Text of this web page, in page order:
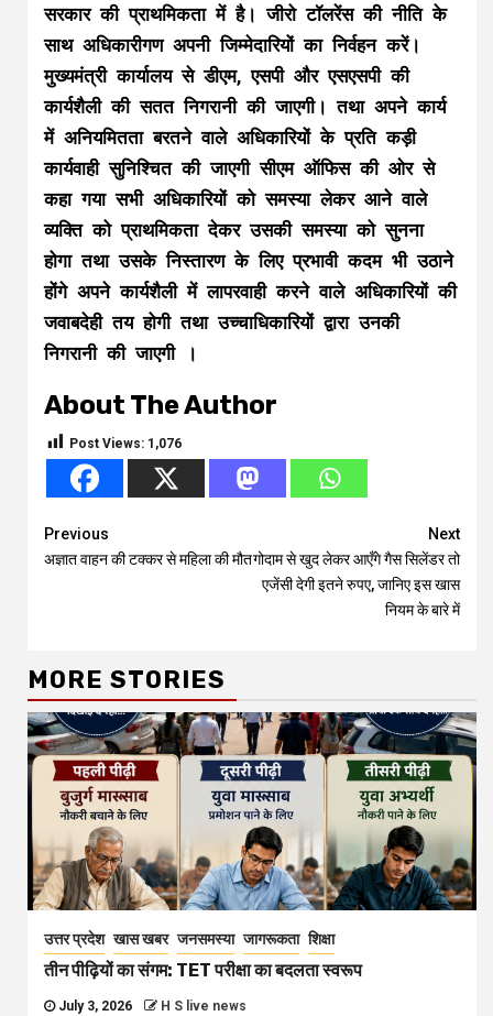
सरकार की प्राथमिकता में है। जीरो टॉलरेंस की नीति के
साथ अधिकारीगण अपनी जिम्मेदारियों का निर्वहन करें।
मुख्यमंत्री कार्यालय से डीएम, एसपी और एसएसपी की
कार्यशैली की सतत निगरानी की जाएगी। तथा अपने कार्य
में अनियमितता बरतने वाले अधिकारियों के प्रति कड़ी
कार्यवाही सुनिश्चित की जाएगी सीएम ऑफिस की ओर से
कहा गया सभी अधिकारियों को समस्या लेकर आने वाले
व्यक्ति को प्राथमिकता देकर उसकी समस्या को सुनना
होगा तथा उसके निस्तारण के लिए प्रभावी कदम भी उठाने
होंगे अपने कार्यशैली में लापरवाही करने वाले अधिकारियों की
जवाबदेही तय होगी तथा उच्चाधिकारियों द्वारा उनकी
निगरानी की जाएगी ।
About The Author
Post Views: 1,076
Continue
Reading
Previous
अज्ञात वाहन की टक्कर से महिला की मौत
Next
गोदाम से खुद लेकर आएँगे गैस सिलेंडर तो
एजेंसी देगी इतने रुपए, जानिए इस खास
नियम के बारे में
MORE STORIES
उत्तर प्रदेश खास खबर जनसमस्या जागरूकता शिक्षा
तीन पीढ़ियों का संगम: TET परीक्षा का बदलता स्वरूप
July 3, 2026 H S live news